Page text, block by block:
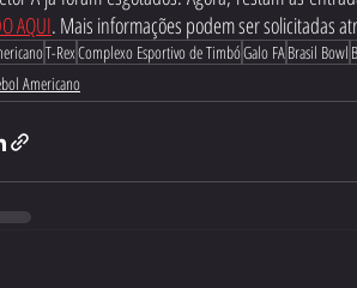
AQUI. Mais informações podem ser solicitadas
T-RexComplexo Esportivo de TimbóGalo FABrasil Bowl
Americano